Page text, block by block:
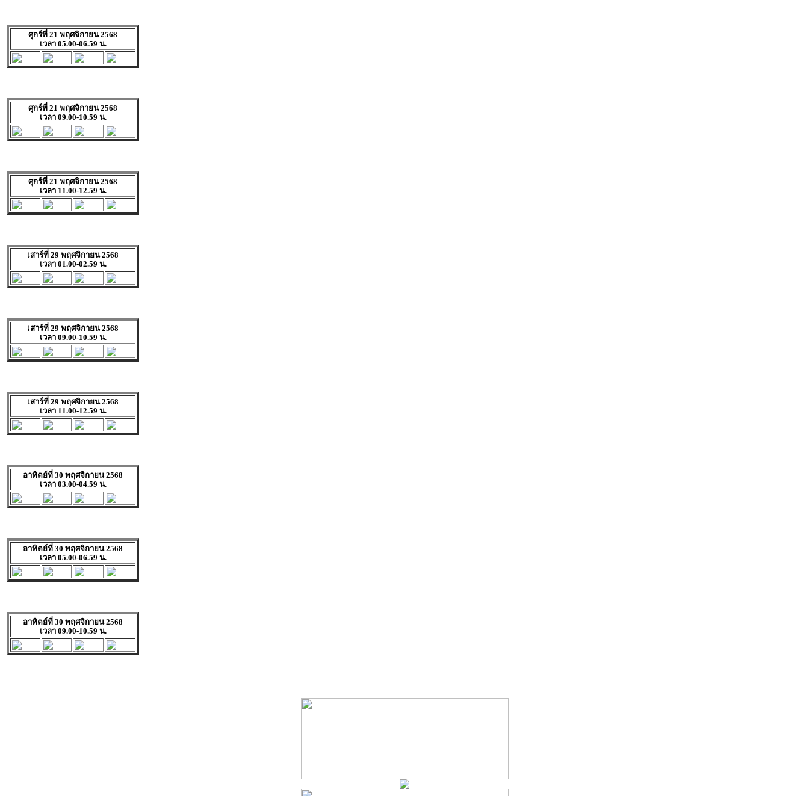
ศุกร์ที่ 21 พฤศจิกายน 2568
เวลา 05.00-06.59 น.
ศุกร์ที่ 21 พฤศจิกายน 2568
เวลา 09.00-10.59 น.
ศุกร์ที่ 21 พฤศจิกายน 2568
เวลา 11.00-12.59 น.
เสาร์ที่ 29 พฤศจิกายน 2568
เวลา 01.00-02.59 น.
เสาร์ที่ 29 พฤศจิกายน 2568
เวลา 09.00-10.59 น.
เสาร์ที่ 29 พฤศจิกายน 2568
เวลา 11.00-12.59 น.
อาทิตย์ที่ 30 พฤศจิกายน 2568
เวลา 03.00-04.59 น.
อาทิตย์ที่ 30 พฤศจิกายน 2568
เวลา 05.00-06.59 น.
อาทิตย์ที่ 30 พฤศจิกายน 2568
เวลา 09.00-10.59 น.